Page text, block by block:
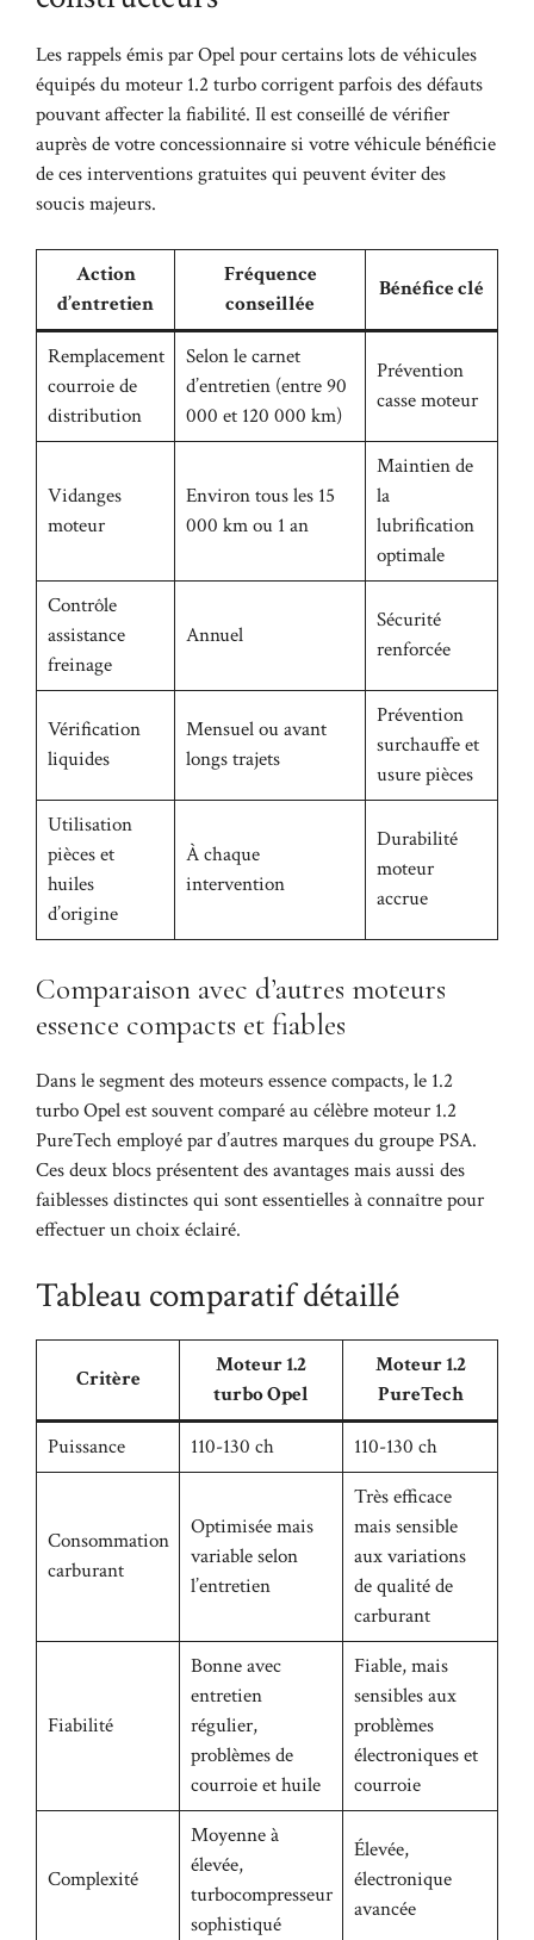
Les rappels émis par Opel pour certains lots de véhicules
équipés du moteur 1.2 turbo corrigent parfois des défauts
pouvant affecter la fiabilité. Il est conseillé de vérifier
auprès de votre concessionnaire si votre véhicule bénéficie
de ces interventions gratuites qui peuvent éviter des
soucis majeurs.
Action
d’entretien
Fréquence
conseillée
Bénéfice clé
Remplacement
courroie de
distribution
Selon le carnet
d’entretien (entre 90
000 et 120 000 km)
Prévention
casse moteur
Vidanges
moteur
Environ tous les 15
000 km ou 1 an
Maintien de
la
lubrification
optimale
Contrôle
assistance
freinage
Annuel
Sécurité
renforcée
Vérification
liquides
Mensuel ou avant
longs trajets
Prévention
surchauffe et
usure pièces
Utilisation
pièces et
huiles
d’origine
À chaque
intervention
Durabilité
moteur
accrue
Comparaison avec d’autres moteurs
essence compacts et fiables
Dans le segment des moteurs essence compacts, le 1.2
turbo Opel est souvent comparé au célèbre moteur 1.2
PureTech employé par d’autres marques du groupe PSA.
Ces deux blocs présentent des avantages mais aussi des
faiblesses distinctes qui sont essentielles à connaître pour
effectuer un choix éclairé.
Tableau comparatif détaillé
Critère
Moteur 1.2
turbo Opel
Moteur 1.2
PureTech
Puissance
110-130 ch 110-130 ch
Consommation
carburant
Optimisée mais
variable selon
l’entretien
Très efficace
mais sensible
aux variations
de qualité de
carburant
Fiabilité
Bonne avec
entretien
régulier,
problèmes de
courroie et huile
Fiable, mais
sensibles aux
problèmes
électroniques et
courroie
Complexité
Moyenne à
élevée,
turbocompresseur
sophistiqué
Élevée,
électronique
avancée